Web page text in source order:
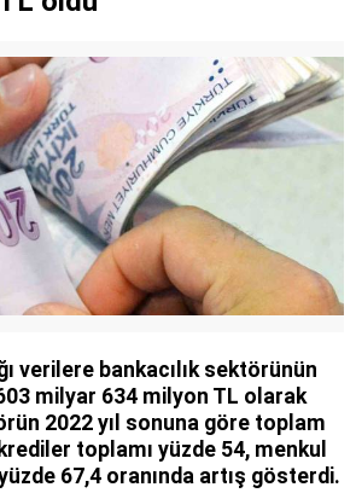
verilere bankacılık sektörünün
milyar 634 milyon TL olarak
2022 yıl sonuna göre toplam
toplamı yüzde 54, menkul
67,4 oranında artış gösterdi.